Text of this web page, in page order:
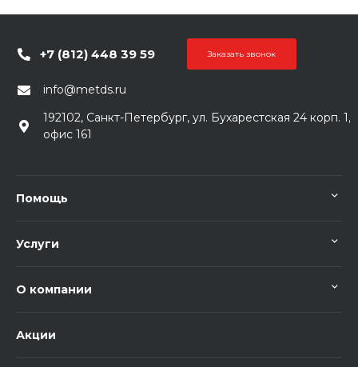
+7 (812) 448 39 59 Заказать звонок
info@metds.ru
192102, Санкт-Петербург, ул. Бухарестская 24 корп. 1,
офис 161
Помощь
Услуги
О компании
Акции